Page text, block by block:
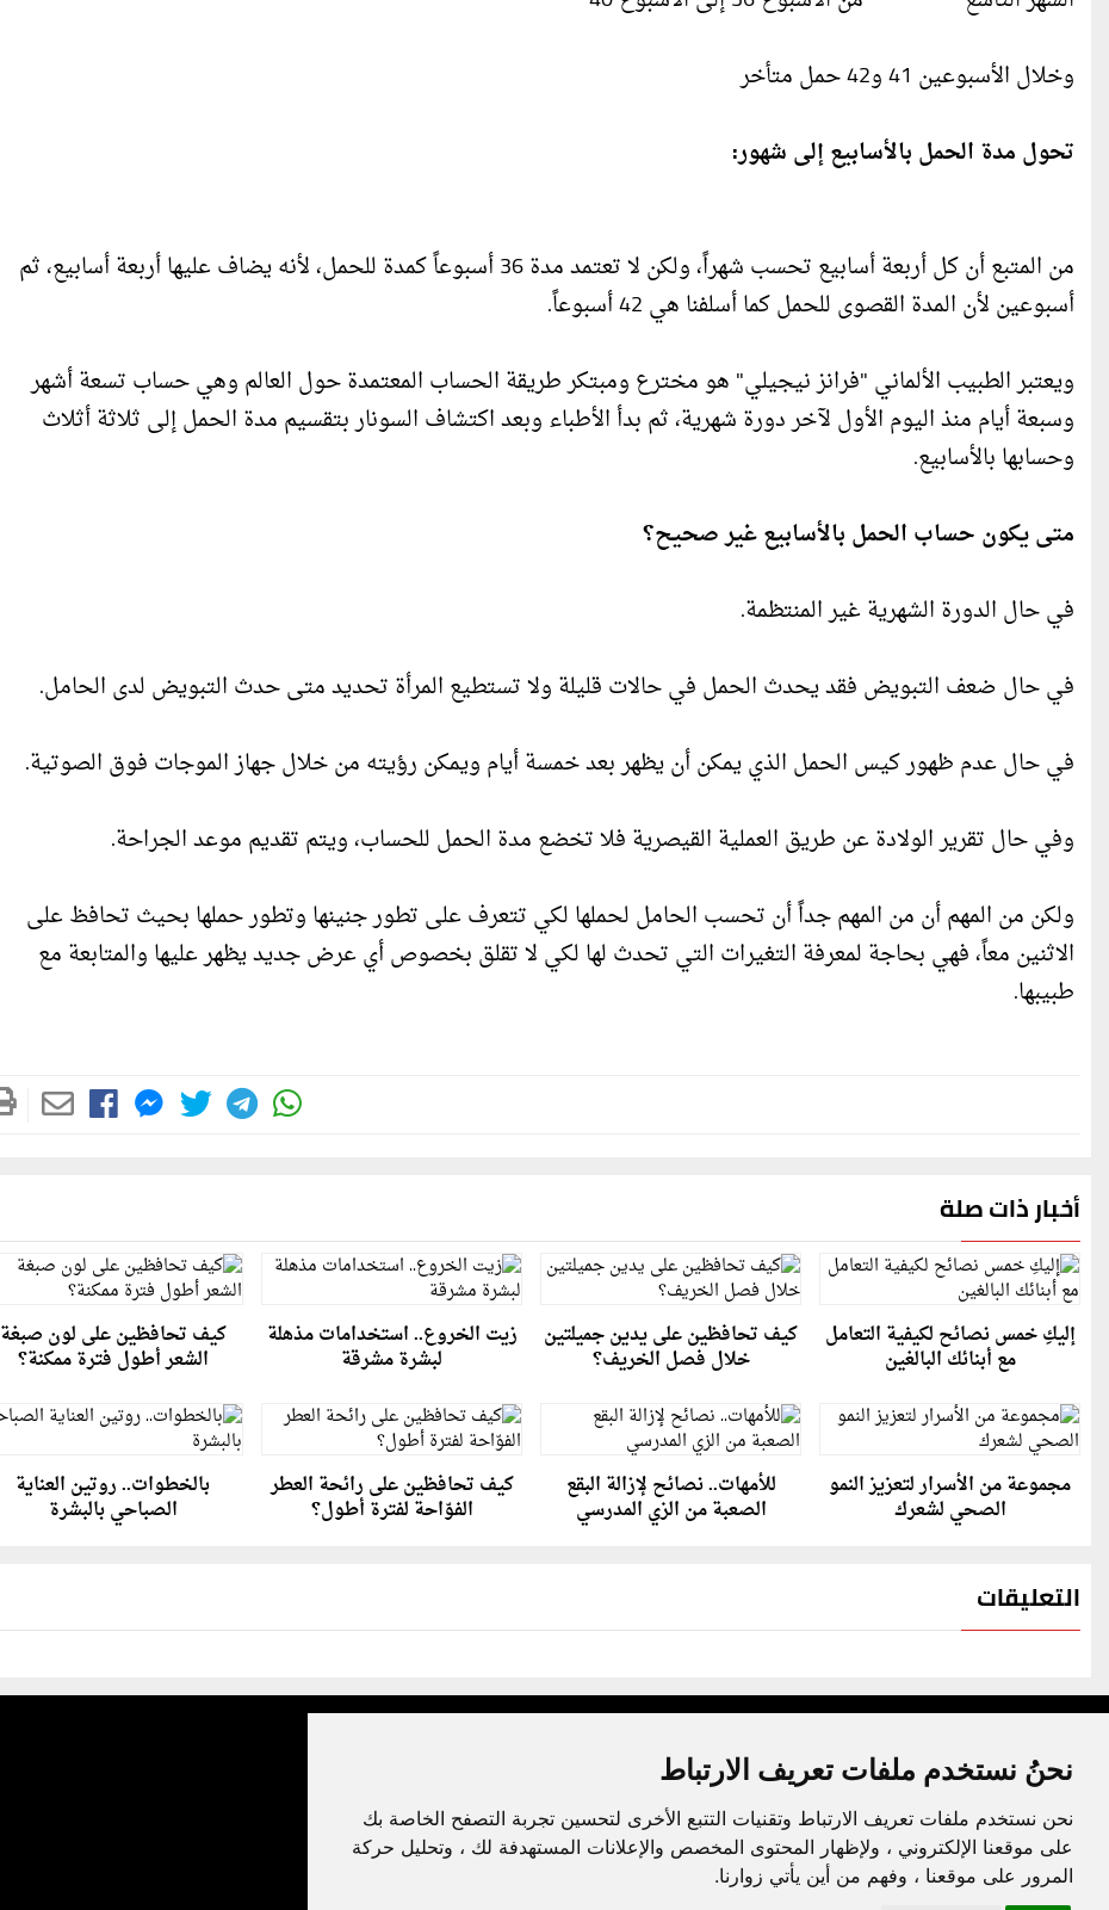
نحنُ نستخدم ملفات تعريف الارتباط
نحن نستخدم ملفات تعريف الارتباط وتقنيات التتبع الأخرى لتحسين تجربة التصفح الخاصة بك
على موقعنا الإلكتروني ، ولإظهار المحتوى المخصص والإعلانات المستهدفة لك ، وتحليل حركة
المرور على موقعنا ، وفهم من أين يأتي زوارنا.
وخلال الأسبوعين 41 و42 حمل متأخر
تحول مدة الحمل بالأسابيع إلى شهور:
من المتبع أن كل أربعة أسابيع تحسب شهراً، ولكن لا تعتمد مدة 36 أسبوعاً كمدة للحمل، لأنه يضاف عليها أربعة أسابيع، ثم
أسبوعين لأن المدة القصوى للحمل كما أسلفنا هي 42 أسبوعاً.
و​يعتبر الطبيب الألماني "فرانز نيجيلي" هو مخترع ومبتكر طريقة الحساب المعتمدة حول العالم وهي حساب تسعة أشهر
وسبعة أيام منذ اليوم الأول لآخر دورة شهرية، ثم بدأ الأطباء وبعد اكتشاف السونار بتقسيم مدة الحمل إلى ثلاثة أثلاث
وحسابها بالأسابيع.
متى يكون حساب الحمل بالأسابيع غير صحيح؟
في حال الدورة الشهرية غير المنتظمة.
في حال ضعف التبويض فقد يحدث الحمل في حالات قليلة ولا تستطيع المرأة تحديد متى حدث التبويض لدى الحامل.
في حال عدم ظهور كيس الحمل الذي يمكن أن يظهر بعد خمسة أيام ويمكن رؤيته من خلال جهاز الموجات فوق الصوتية.
وفي حال تقرير الولادة عن طريق العملية القيصرية فلا تخضع مدة الحمل للحساب، ويتم تقديم موعد الجراحة.
ولكن من المهم أن من المهم جداً أن تحسب الحامل لحملها لكي تتعرف على تطور جنينها وتطور حملها بحيث تحافظ على
الاثنين معاً، فهي بحاجة لمعرفة التغيرات التي تحدث لها لكي لا تقلق بخصوص أي عرض جديد يظهر عليها والمتابعة مع
طبيبها.
أخبار ذات صلة
إليكِ خمس نصائح لكيفية التعامل
مع أبنائك البالغين
كيف تحافظين على يدين جميلتين
خلال فصل الخريف؟
زيت الخروع.. استخدامات مذهلة
لبشرة مشرقة
كيف تحافظين على لون صبغة
الشعر أطول فترة ممكنة؟
مجموعة من الأسرار لتعزيز النمو
الصحي لشعرك
للأمهات.. نصائح لإزالة البقع
الصعبة من الزي المدرسي
كيف تحافظين على رائحة العطر
الفوّاحة لفترة أطول؟
بالخطوات.. روتين العناية
الصباحي بالبشرة
التعليقات
جميع الحقوق محفوظة لدنيا الوطن © 2003 - 2022